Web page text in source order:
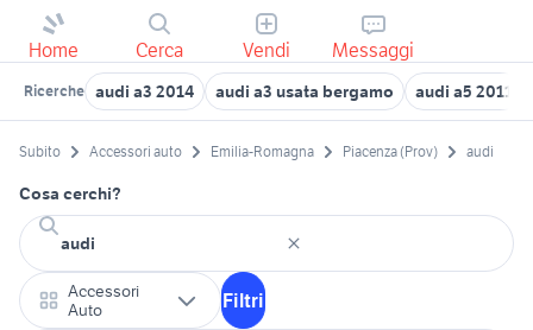
Home Cerca Vendi Messaggi
Ricerche audi a3 2014 audi a3 usata bergamo audi a5 2011
Subito Accessori auto Emilia-Romagna Piacenza (Prov) audi
Cosa cerchi?
Accessori
Auto
Filtri